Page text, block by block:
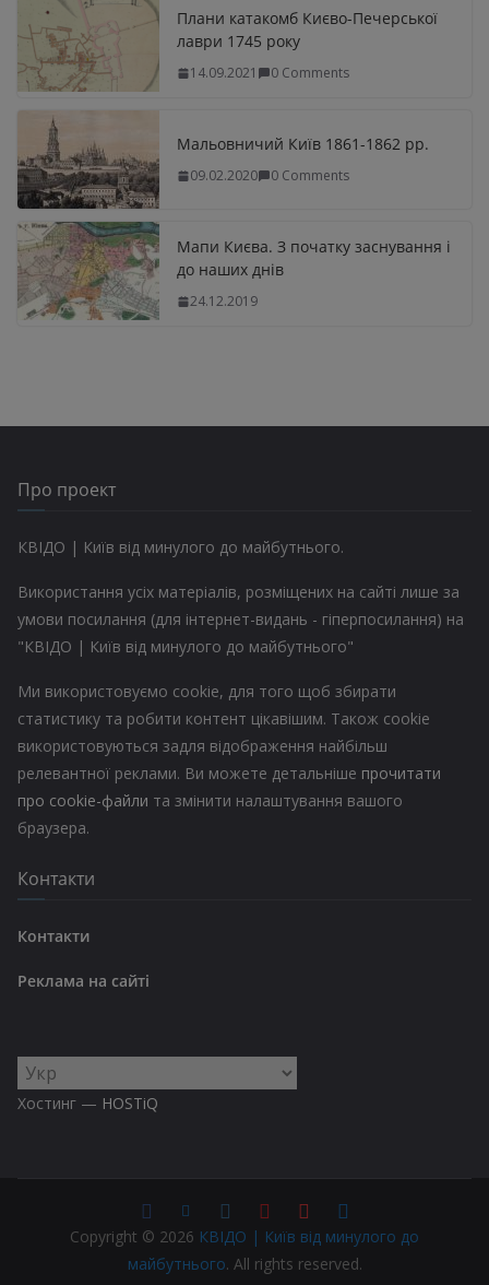
Плани катакомб Києво-Печерської
лаври 1745 року
14.09.2021 0 Comments
Мальовничий Київ 1861-1862 рр.
09.02.2020 0 Comments
Мапи Києва. З початку заснування і
до наших днів
24.12.2019
Про проект
КВІДО | Київ від минулого до майбутнього.
Використання усіх матеріалів, розміщених на сайті лише за
умови посилання (для інтернет-видань - гіперпосилання) на
"КВІДО | Київ від минулого до майбутнього"
Ми використовуємо cookie, для того щоб збирати
статистику та робити контент цікавішим. Також cookie
використовуються задля відображення найбільш
релевантної реклами. Ви можете детальніше прочитати
про cookie-файли та змінити налаштування вашого
браузера.
Контакти
Контакти
Реклама на сайті
Вибрати
мову
Хостинг — HOSTiQ
Copyright © 2026 КВІДО | Київ від минулого до
майбутнього. All rights reserved.